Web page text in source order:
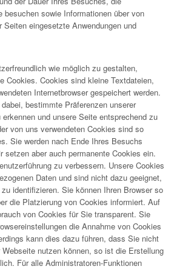
besuchen sowie Informationen über von
eingesetzte Anwendungen und
wie möglich zu gestalten,
Cookies. Cookies sind kleine Textdateien,
Internetbrowser gespeichert werden.
bestimmte Präferenzen unserer
und unsere Seite entsprechend zu
von uns verwendeten Cookies sind so
Sie werden nach Ende Ihres Besuchs
setzen aber auch permanente Cookies ein.
zu verbessern. Unsere Cookies
Daten und sind nicht dazu geeignet,
identifizieren. Sie können Ihren Browser so
die Platzierung von Cookies informiert. Auf
von Cookies für Sie transparent. Sie
die Annahme von Cookies
kann dies dazu führen, dass Sie nicht
nutzen können, so ist die Erstellung
Für alle Administratoren-Funktionen